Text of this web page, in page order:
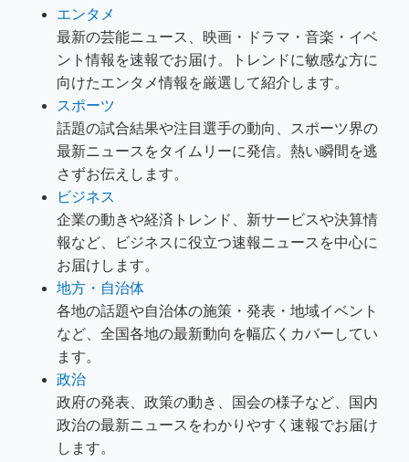
エンタメ
最新の芸能ニュース、映画・ドラマ・音楽・イベ
ント情報を速報でお届け。トレンドに敏感な方に
向けたエンタメ情報を厳選して紹介します。
スポーツ
話題の試合結果や注目選手の動向、スポーツ界の
最新ニュースをタイムリーに発信。熱い瞬間を逃
さずお伝えします。
ビジネス
企業の動きや経済トレンド、新サービスや決算情
報など、ビジネスに役立つ速報ニュースを中心に
お届けします。
地方・自治体
各地の話題や自治体の施策・発表・地域イベント
など、全国各地の最新動向を幅広くカバーしてい
ます。
政治
政府の発表、政策の動き、国会の様子など、国内
政治の最新ニュースをわかりやすく速報でお届け
します。